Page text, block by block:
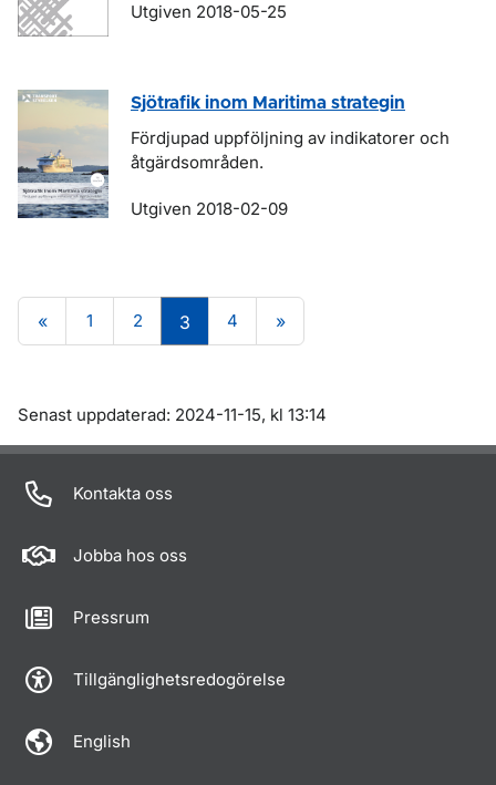
Utgiven 2018-05-25
Sjötrafik inom Maritima strategin
Fördjupad uppföljning av indikatorer och
åtgärdsområden.
Utgiven 2018-02-09
« 1 2 3 4 »
Om sidan
Senast uppdaterad: 2024-11-15, kl 13:14
Kontakta oss
Jobba hos oss
Pressrum
Tillgänglighetsredogörelse
English